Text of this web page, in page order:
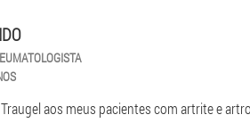
aos meus pacientes com artrite e